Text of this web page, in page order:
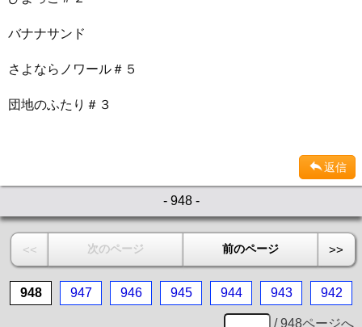
バナナサンド
さよならノワール＃５
団地のふたり＃３
返信
- 948 -
<< 次のページ 前のページ >>
948 947 946 945 944 943 942
/ 948ページへ